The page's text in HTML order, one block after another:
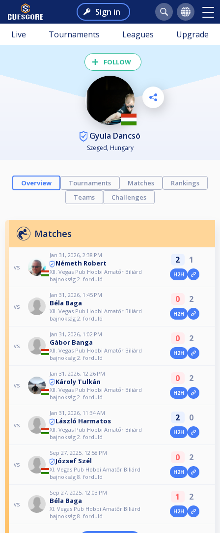
Sign in
Live Tournaments Leagues Upgrade
FOLLOW
Gyula Dancsó
Szeged, Hungary
Overview Tournaments Matches
Rankings
Teams
Challenges
Matches
vs
Jan 31, 2026, 2:38 PM
Németh Robert
XII. Vegas Pub Hobbi Amatőr Biliárd
bajnokság 2. forduló
2 1
H2H
vs
Jan 31, 2026, 1:45 PM
Béla Baga
XII. Vegas Pub Hobbi Amatőr Biliárd
bajnokság 2. forduló
0 2
H2H
vs
Jan 31, 2026, 1:02 PM
Gábor Banga
XII. Vegas Pub Hobbi Amatőr Biliárd
bajnokság 2. forduló
0 2
H2H
vs
Jan 31, 2026, 12:26 PM
Károly Tulkán
XII. Vegas Pub Hobbi Amatőr Biliárd
bajnokság 2. forduló
0 2
H2H
vs
Jan 31, 2026, 11:34 AM
László Harmatos
XII. Vegas Pub Hobbi Amatőr Biliárd
bajnokság 2. forduló
2 0
H2H
vs
Sep 27, 2025, 12:58 PM
József Szél
XI. Vegas Pub Hobbi Amatőr Biliárd
bajnokság 8. forduló
0 2
H2H
vs
Sep 27, 2025, 12:03 PM
Béla Baga
XI. Vegas Pub Hobbi Amatőr Biliárd
bajnokság 8. forduló
1 2
H2H